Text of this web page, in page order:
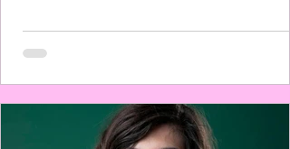
nergens bij te horen. Als politici hebben we
voorbeeldrol om iedereen het gevoel te
dat hij/zij/hen ertoe d